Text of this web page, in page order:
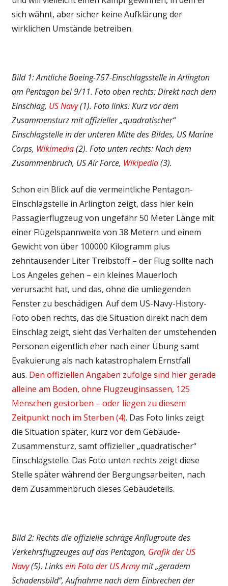
sich wähnt, aber sicher keine Aufklärung der
wirklichen Umstände betreiben.
Bild 1: Amtliche Boeing-757-Einschlagsstelle in Arlington
am Pentagon bei 9/11. Foto oben rechts: Direkt nach dem
Einschlag, US Navy(1). Foto links: Kurz vor dem
Zusammensturz mit offizieller „quadratischer“
Einschlagstelle in der unteren Mitte des Bildes, US Marine
Corps, Wikimedia(2). Foto unten rechts: Nach dem
Zusammenbruch, US Air Force, Wikipedia(3).
Schon ein Blick auf die vermeintliche Pentagon-
Einschlagstelle in Arlington zeigt, dass hier kein
Passagierflugzeug von ungefähr 50 Meter Länge mit
einer Flügelspannweite von 38 Metern und einem
Gewicht von über 100000 Kilogramm plus
zehntausender Liter Treibstoff – der Flug sollte nach
Los Angeles gehen – ein kleines Mauerloch
verursacht hat, und das, ohne die umliegenden
Fenster zu beschädigen. Auf dem US-Navy-History-
Foto oben rechts, das die Situation direkt nach dem
Einschlag zeigt, sieht das Verhalten der umstehenden
Personen eigentlich eher nach einer Übung samt
Evakuierung als nach katastrophalem Ernstfall
aus. Den offiziellen Angaben zufolge sind hier gerade
alleine am Boden, ohne Flugzeuginsassen, 125
Menschen gestorben – oder liegen zu diesem
Zeitpunkt noch im Sterben (4). Das Foto links zeigt
die Situation später, kurz vor dem Gebäude-
Zusammensturz, samt offizieller „quadratischer“
Einschlagstelle. Das Foto unten rechts zeigt diese
Stelle später während der Bergungsarbeiten, nach
dem Zusammenbruch dieses Gebäudeteils.
Bild 2: Rechts die offizielle schräge Anflugroute des
Verkehrsflugzeuges auf das Pentagon, Grafik der US
Navy(5). Linksein Foto der US Armymit „geradem
Schadensbild“, Aufnahme nach dem Einbrechen der